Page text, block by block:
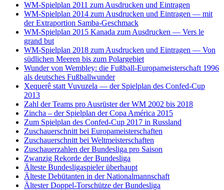
WM-Spielplan 2011 zum Ausdrucken und Eintragen
WM-Spielplan 2014 zum Ausdrucken und Eintragen — mit
der Extraportion Samba-Geschmack
WM-Spielplan 2015 Kanada zum Ausdrucken — Vers le
grand but
WM-Spielplan 2018 zum Ausdrucken und Eintragen — Von
südlichen Meeren bis zum Polargebiet
Wunder von Wembley: die Fußball-Europameisterschaft 1996
als deutsches Fußballwunder
Xequerê statt Vuvuzela — der Spielplan des Confed-Cup
2013
Zahl der Teams pro Ausrüster der WM 2002 bis 2018
Zincha – der Spielplan der Copa América 2015
Zum Spielplan des Confed-Cup 2017 in Russland
Zuschauerschnitt bei Europameisterschaften
Zuschauerschnitt bei Weltmeisterschaften
Zuschauerzahlen der Bundesliga pro Saison
Zwanzig Rekorde der Bundesliga
Älteste Bundesligaspieler überhaupt
Älteste Debütanten in der Nationalmannschaft
Ältester Doppel-Torschütze der Bundesliga